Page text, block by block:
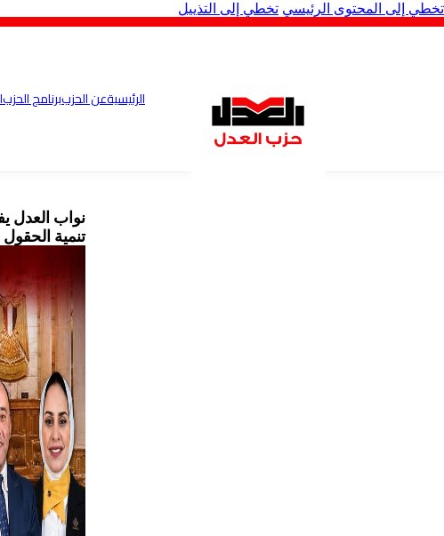
تخطي إلى المحتوى الرئيسي تخطي إلى التذييل
الرئيسيةعن الحزببرنامج الحزب
نواب العدل
تنمية